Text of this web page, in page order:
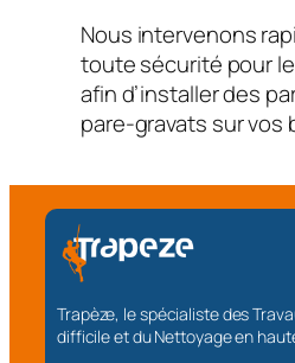
Nous intervenons
toute sécurité pour
afin d’installer des
pare-gravats sur vos
Trapèze, le spécialiste des
difficile et du Nettoyage en